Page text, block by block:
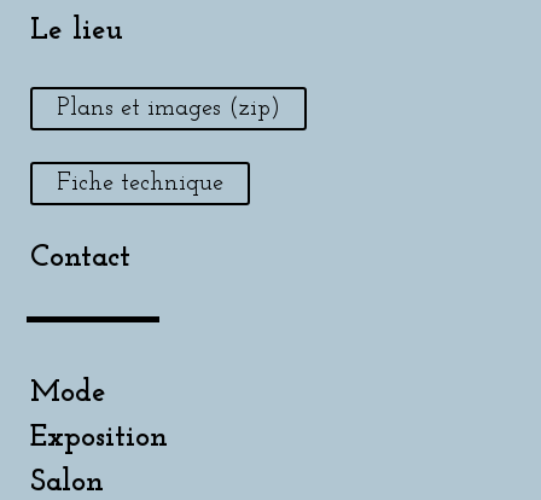
Le lieu
Plans et images (zip)
Fiche technique
Contact
Mode
Exposition
Salon